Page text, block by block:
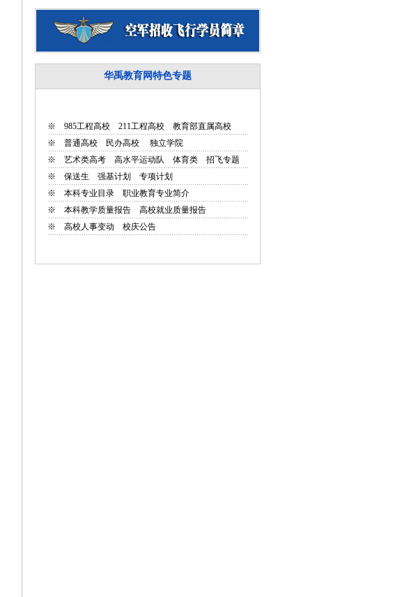
华禹教育网特色专题
※ 985工程高校 211工程高校
教育部直属高校
※ 普通高校 民办高校
独立学院
※ 艺术类高考 高水平运动队 体育类
招飞专题
※ 保送生 强基计划
专项计划
※ 本科专业目录
职业教育专业简介
※ 本科教学质量报告
高校就业质量报告
※ 高校人事变动 校庆公告